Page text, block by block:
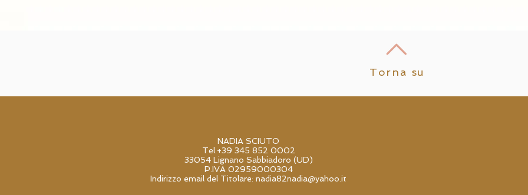
Torna su
NADIA SCIUTO
Tel.+39 345 852 0002
33054 Lignano Sabbiadoro (UD)
P.IVA 02959000304
Indirizzo email del Titolare: nadia82nadia@yahoo.it